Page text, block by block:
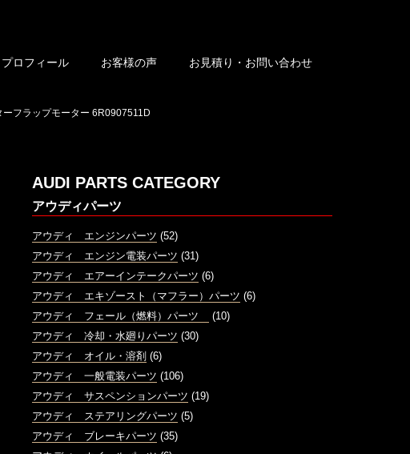
プロフィール お客様の声 お見積り・お問い合わせ
フラップモーター 6R0907511D
AUDI PARTS CATEGORY
アウディパーツ
アウディ エンジンパーツ (52)
アウディ エンジン電装パーツ (31)
アウディ エアーインテークパーツ (6)
アウディ エキゾースト（マフラー）パーツ (6)
アウディ フェール（燃料）パーツ
(10)
アウディ 冷却・水廻りパーツ (30)
アウディ オイル・溶剤 (6)
アウディ 一般電装パーツ (106)
アウディ サスペンションパーツ (19)
アウディ ステアリングパーツ (5)
アウディ ブレーキパーツ (35)